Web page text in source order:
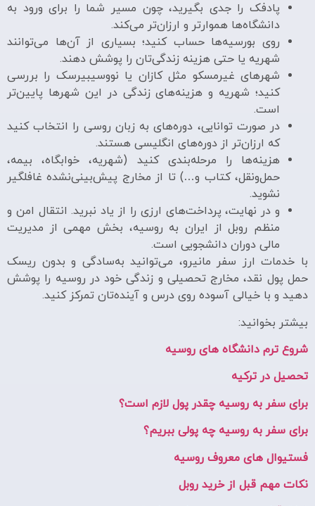
پادفک را جدی بگیرید، چون مسیر شما را برای ورود به
دانشگاه‌ها هموارتر و ارزان‌تر می‌کند.
روی بورسیه‌ها حساب کنید؛ بسیاری از آن‌ها می‌توانند
شهریه یا حتی هزینه زندگی‌تان را پوشش دهند.
شهرهای غیرمسکو مثل کازان یا نووسیبیرسک را بررسی
کنید؛ شهریه و هزینه‌های زندگی در این شهرها پایین‌تر
است.
در صورت توانایی، دوره‌های به زبان روسی را انتخاب کنید
که ارزان‌تر از دوره‌های انگلیسی هستند.
هزینه‌ها را مرحله‌بندی کنید (شهریه، خوابگاه، بیمه،
حمل‌ونقل، کتاب و…) تا از مخارج پیش‌بینی‌نشده غافلگیر
نشوید.
و در نهایت، پرداخت‌های ارزی را از یاد نبرید. انتقال امن و
منظم روبل از ایران به روسیه، بخش مهمی از مدیریت
مالی دوران دانشجویی است.
با خدمات ارز سفر مانیرو، می‌توانید به‌سادگی و بدون ریسک
حمل پول نقد، مخارج تحصیلی و زندگی خود در روسیه را پوشش
دهید و با خیالی آسوده روی درس و آینده‌تان تمرکز کنید.
بیشتر بخوانید:
شروع ترم دانشگاه های روسیه
تحصیل در ترکیه
برای سفر به روسیه چقدر پول لازم است؟
برای سفر به روسیه چه پولی ببریم؟
فستیوال های معروف روسیه
نکات مهم قبل از خرید روبل